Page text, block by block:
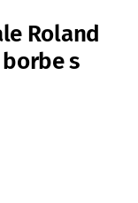
Roland
s